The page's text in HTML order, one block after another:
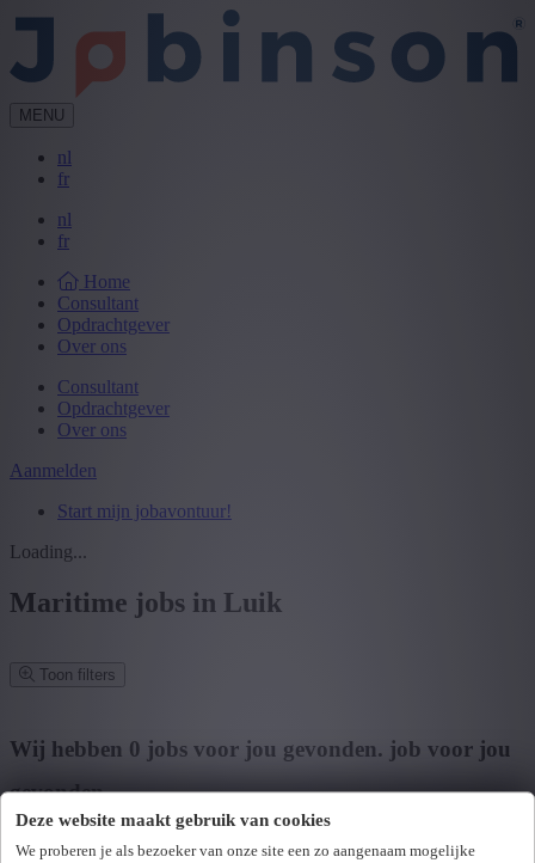
Deze website maakt gebruik van cookies
We proberen je als bezoeker van onze site een zo aangenaam mogelijke
MENU
nl
fr
nl
fr
Home
Consultant
Opdrachtgever
Over ons
Consultant
Opdrachtgever
Over ons
Aanmelden
Start mijn jobavontuur!
Loading...
Maritime jobs in Luik
Toon filters
Zoek op functie, jobtitel, bedrijf,...
Wij hebben 0 jobs voor jou gevonden. job voor jou
gevonden